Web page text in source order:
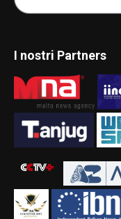
I nostri Partners